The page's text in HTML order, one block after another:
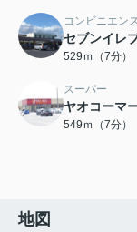
コンビニエン
セブンイレ
529ｍ（7分）
スーパー
ヤオコーマ
549ｍ（7分）
地図